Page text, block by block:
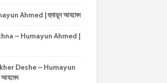
Ahmed | হুমায়ূন আহমেদ
– Humayun Ahmed |
Deshe – Humayun